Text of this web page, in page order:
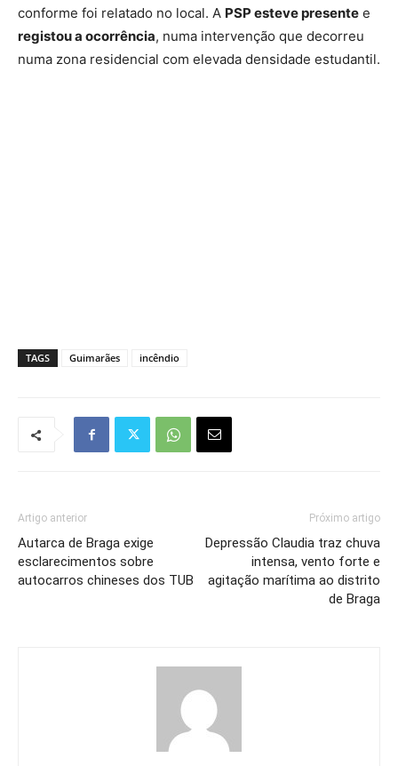
conforme foi relatado no local. A PSP esteve presente e
registou a ocorrência, numa intervenção que decorreu
numa zona residencial com elevada densidade estudantil.
TAGS Guimarães incêndio
Artigo anterior
Autarca de Braga exige
esclarecimentos sobre
autocarros chineses dos TUB
Próximo artigo
Depressão Claudia traz chuva
intensa, vento forte e
agitação marítima ao distrito
de Braga